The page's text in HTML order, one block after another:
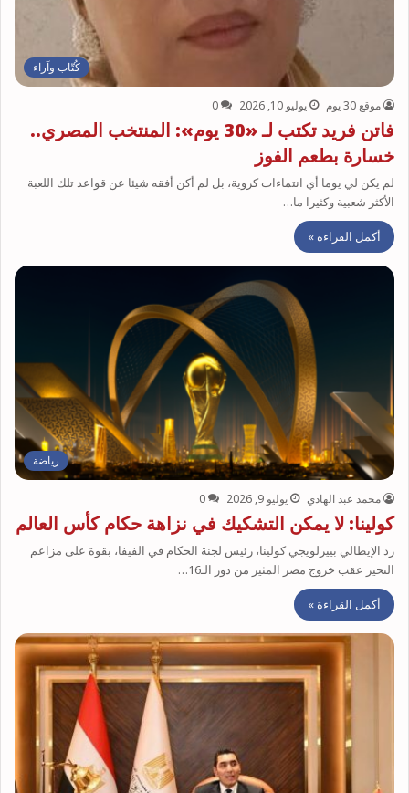
كُتّاب وآراء
موقع 30 يوم يوليو 10, 2026 0
فاتن فريد تكتب لـ «30 يوم»: المنتخب المصري..
خسارة بطعم الفوز
لم يكن لي يوما أي انتماءات كروية، بل لم أكن أفقه شيئا عن قواعد تلك اللعبة
الأكثر شعبية وكثيرا ما…
أكمل القراءة »
رياضة
محمد عبد الهادي يوليو 9, 2026 0
كولينا: لا يمكن التشكيك في نزاهة حكام كأس العالم
رد الإيطالي بييرلويجي كولينا، رئيس لجنة الحكام في الفيفا، بقوة على مزاعم
التحيز عقب خروج مصر المثير من دور الـ16…
أكمل القراءة »